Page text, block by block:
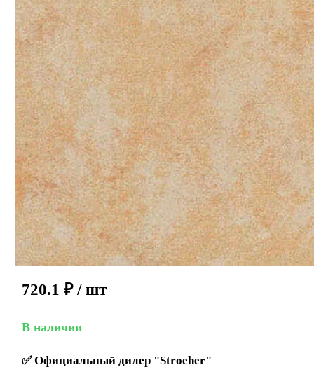
720.1 ₽ / шт
В наличии
✅Официальный дилер "Stroeher"